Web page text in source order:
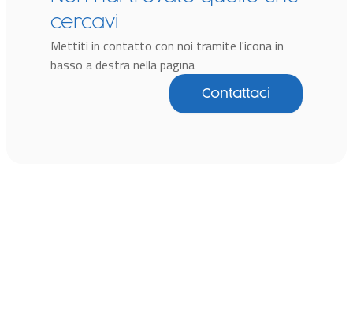
cercavi
Mettiti in contatto con noi tramite l'icona in
basso a destra nella pagina
Contattaci